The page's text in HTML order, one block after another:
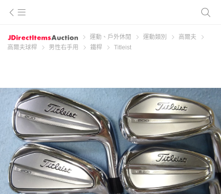
運動、戶外休閒 運動類別
高爾夫
高爾夫球桿
男性右手用 鐵桿 Titleist